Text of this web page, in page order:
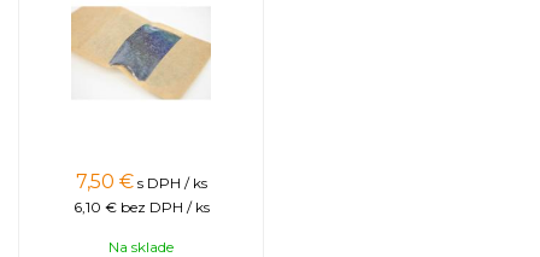
7,50 € s DPH / ks
6,10 € bez DPH / ks
Na sklade